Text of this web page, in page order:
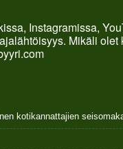
Instagramissa,
Mikäli olet
kotikannattajien